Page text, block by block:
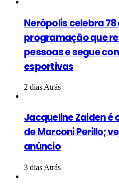
Nerópolis celebra
programação que
pessoas e segue
esportivas
2 dias Atrás
Jacqueline Zaiden
de Marconi Perillo;
anúncio
3 dias Atrás